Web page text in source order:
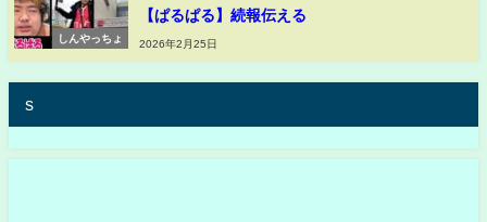
しんやっちょ
【ぱるぱる】続報伝える
2026年2月25日
s